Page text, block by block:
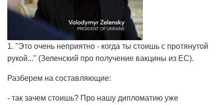
1. "Это очень неприятно - когда ты стоишь с протянутой
рукой..." (Зеленский про получение вакцины из ЕС).
Разберем на составляющие:
- так зачем стоишь? Про нашу дипломатию уже